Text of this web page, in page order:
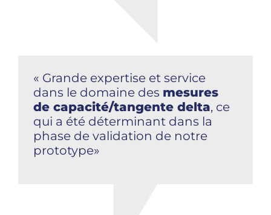
« Grande expertise et service
dans le domaine des mesures
de capacité/tangente delta, ce
qui a été déterminant dans la
phase de validation de notre
prototype»